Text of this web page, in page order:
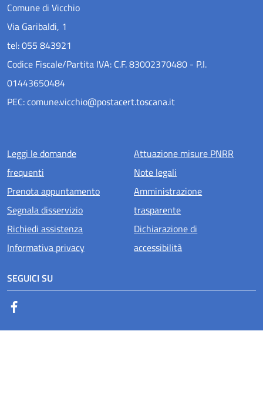
Comune di Vicchio
Via Garibaldi, 1
tel: 055 843921
Codice Fiscale/Partita IVA: C.F. 83002370480 - P.I.
01443650484
PEC: comune.vicchio@postacert.toscana.it
Menu piè di pagina
Leggi le domande
frequenti
Prenota appuntamento
Segnala disservizio
Richiedi assistenza
Informativa privacy
Attuazione misure PNRR
Note legali
Amministrazione
trasparente
Dichiarazione di
accessibilità
SEGUICI SU